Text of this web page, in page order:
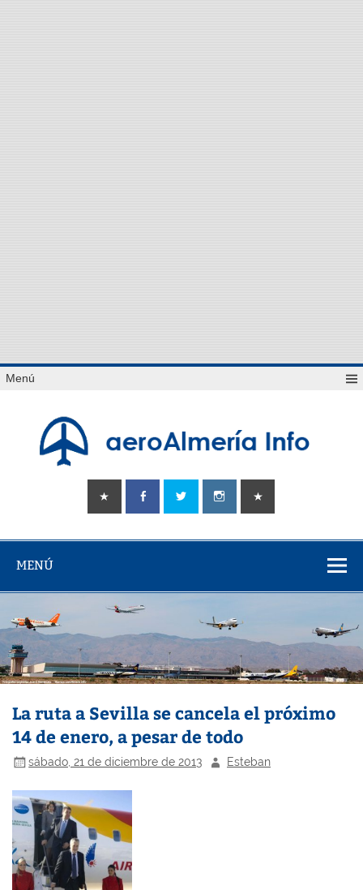
Saltar
alMenú
aeroAlmería
info
Tu portal sobre el aeropuerto de Almería
MENÚ
La ruta a Sevilla se cancela el próximo
14 de enero, a pesar de todo
sábado, 21 de diciembre de 2013 Esteban